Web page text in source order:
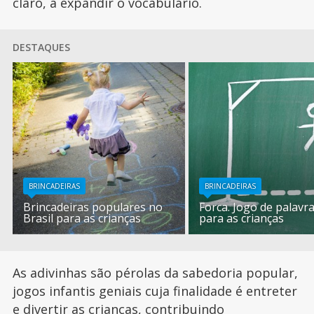
DESTAQUES
BRINCADEIRAS
Brincadeiras populares no
Brasil para as crianças
BRINCADEIRAS
Forca. Jogo de
para as crianças
As adivinhas são pérolas da sabedoria popular,
jogos infantis geniais cuja finalidade é entreter
e divertir as crianças, contribuindo